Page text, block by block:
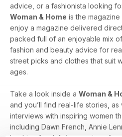
advice, or a fashionista looking
Woman & Home is the magazine
enjoy a magazine delivered
packed full of an enjoyable mix
fashion and beauty advice for
street picks and clothes that suit
ages.
Take a look inside a Woman &
and you’ll find real-life stories,
interviews with inspiring women
including Dawn French, Annie